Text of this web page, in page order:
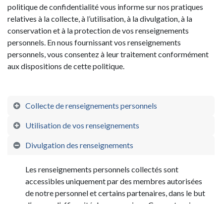
politique de confidentialité vous informe sur nos pratiques
relatives à la collecte, à l’utilisation, à la divulgation, à la
conservation et à la protection de vos renseignements
personnels. En nous fournissant vos renseignements
personnels, vous consentez à leur traitement conformément
aux dispositions de cette politique.
Collecte de renseignements personnels
Utilisation de vos renseignements
Divulgation des renseignements
Les renseignements personnels collectés sont
accessibles uniquement par des membres autorisées
de notre personnel et certains partenaires, dans le but